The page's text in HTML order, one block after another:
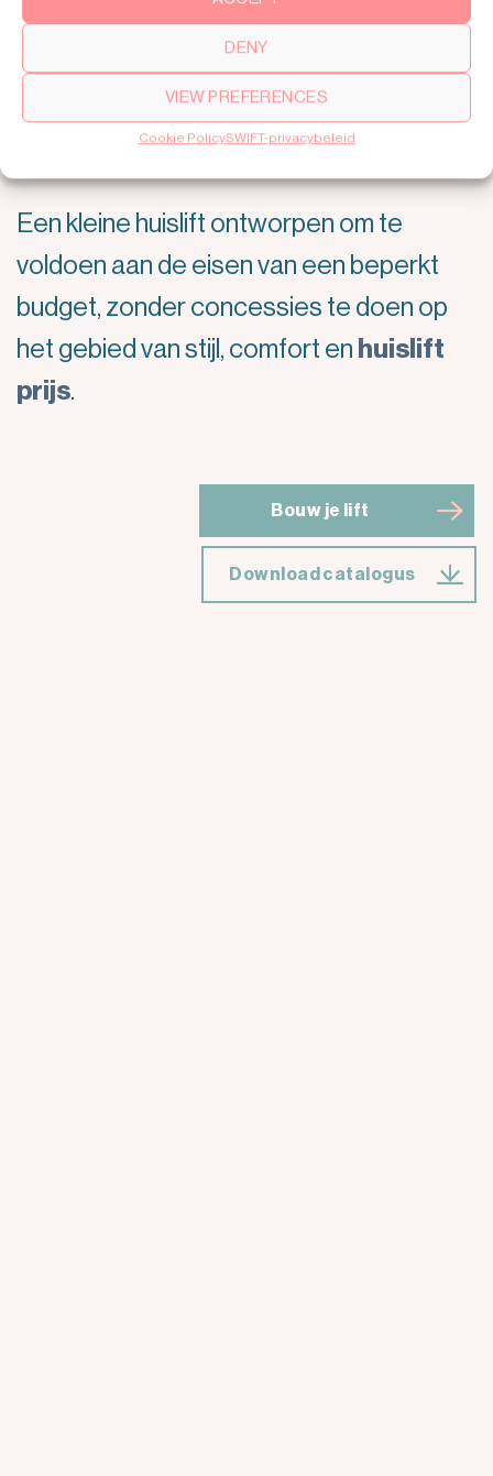
DENY
VIEW PREFERENCES
Cookie PolicySWIFT-privacybeleid
SWIFT Lite – een kleine
huislift
Een kleine huislift ontworpen om te
voldoen aan de eisen van een beperkt
budget, zonder concessies te doen op
het gebied van stijl, comfort en huislift
prijs.
Bouw je lift
Download catalogus